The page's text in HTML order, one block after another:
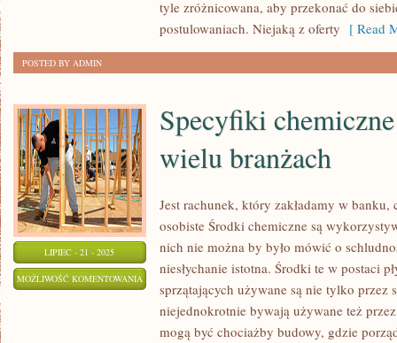
KOPERTY
FIRMOWE
tyle zróżnicowana, aby przekonać do
postulowaniach. Niejaką z oferty [ Read
POSTED BY ADMIN
LIPIEC - 21 - 2025
MOŻLIWOŚĆ KOMENTOWANIA SPECYFIKI
CHEMICZNE
Specyfiki
wielu branżach
Jest rachunek, który zakładamy w
osobiste Środki chemiczne są
nich nie można by było mówić o
niesłychanie istotna. Środki te w postaci
sprzątających używane są nie tylko przez
niejednokrotnie bywają używane też
mogą być chociażby budowy, gdzie